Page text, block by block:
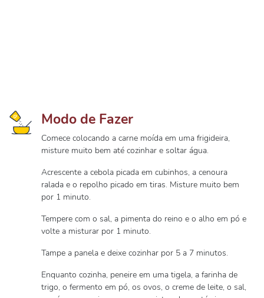
Modo de Fazer
Comece colocando a carne moída em uma frigideira,
misture muito bem até cozinhar e soltar água.
Acrescente a cebola picada em cubinhos, a cenoura
ralada e o repolho picado em tiras. Misture muito bem
por 1 minuto.
Tempere com o sal, a pimenta do reino e o alho em pó e
volte a misturar por 1 minuto.
Tampe a panela e deixe cozinhar por 5 a 7 minutos.
Enquanto cozinha, peneire em uma tigela, a farinha de
trigo, o fermento em pó, os ovos, o creme de leite, o sal,